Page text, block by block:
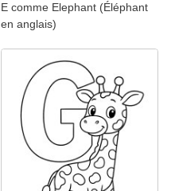
E comme Elephant (Éléphant
en anglais)